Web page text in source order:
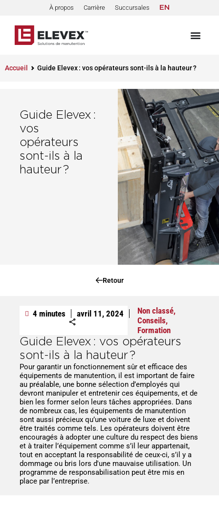
À propos Carrière Succursales EN
Accueil Guide Elevex : vos opérateurs sont-ils à la hauteur ?
Guide Elevex :
vos
opérateurs
sont-ils à la
hauteur ?
Retour
4 minutes avril 11, 2024 Non classé,
Conseils,
Formation
Guide Elevex : vos opérateurs
sont-ils à la hauteur ?
Pour garantir un fonctionnement sûr et efficace des
équipements de manutention, il est important de faire
au préalable, une bonne sélection d’employés qui
devront manipuler et entretenir ces équipements, et de
bien les former selon leurs tâches appropriées. Dans
de nombreux cas, les équipements de manutention
sont aussi précieux qu’une voiture de luxe et doivent
être traités comme tels. Les opérateurs doivent être
encouragés à adopter une culture du respect des biens
et à traiter l’équipement comme s’il leur appartenait,
tout en acceptant la responsabilité de ceux-ci, s’il y a
dommage ou bris lors d'une mauvaise utilisation. Un
programme de responsabilisation peut être mis en
place par l’entreprise.